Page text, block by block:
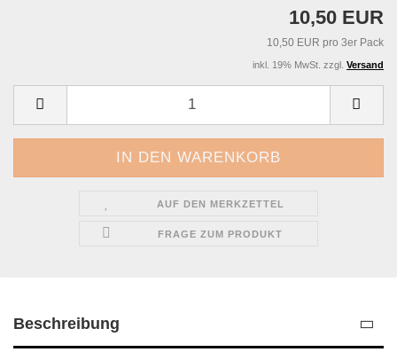
10,50 EUR
10,50 EUR pro 3er Pack
inkl. 19% MwSt. zzgl. Versand
AUF DEN MERKZETTEL
FRAGE ZUM PRODUKT
Beschreibung